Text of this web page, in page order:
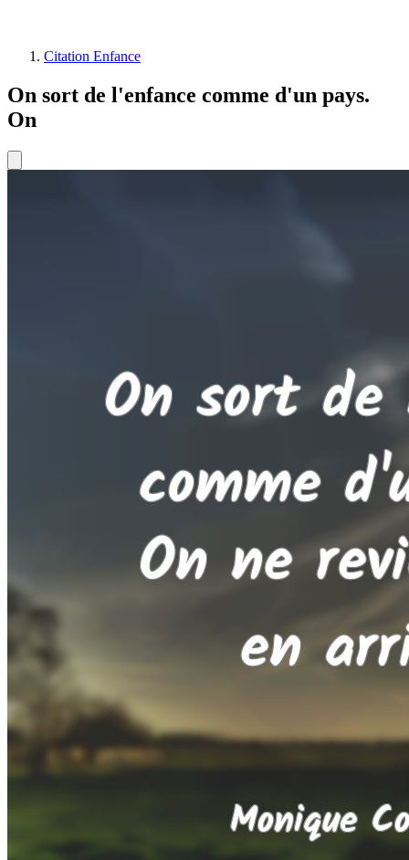
Citation Enfance
On sort de l'enfance comme d'un pays.
On